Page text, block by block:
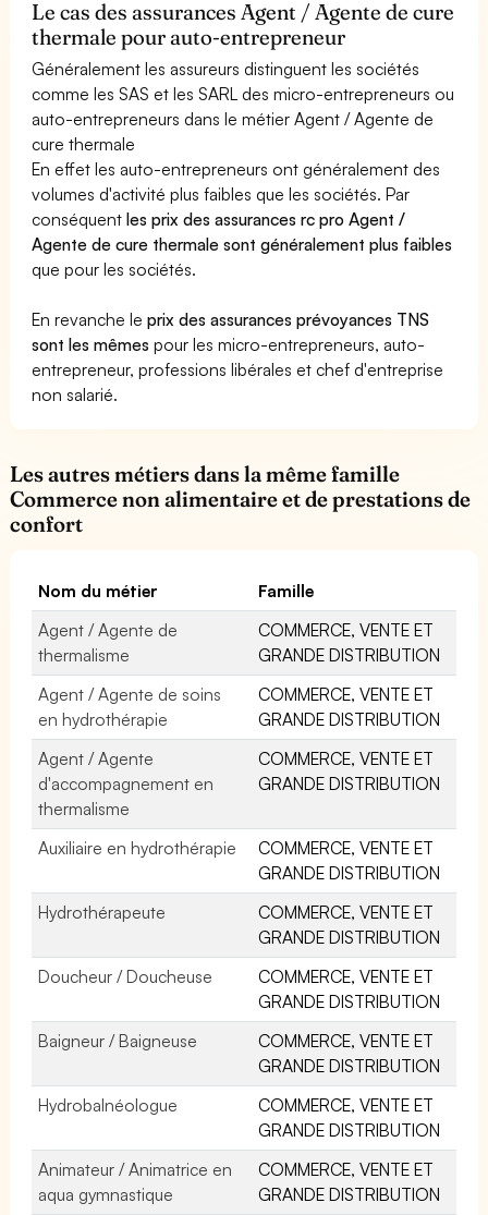
Le cas des assurances Agent / Agente de cure
thermale pour auto-entrepreneur
Généralement les assureurs distinguent les sociétés
comme les SAS et les SARL des micro-entrepreneurs ou
auto-entrepreneurs dans le métier Agent / Agente de
cure thermale
En effet les auto-entrepreneurs ont généralement des
volumes d'activité plus faibles que les sociétés. Par
conséquentles prix des assurances rc pro Agent /
Agente de cure thermale sont généralement plus faibles
que pour les sociétés.
En revanche leprix des assurances prévoyances TNS
sont les mêmes pour les micro-entrepreneurs, auto-
entrepreneur, professions libérales et chef d'entreprise
non salarié.
Les autres métiers dans la même famille
Commerce non alimentaire et de prestations de
confort
Nom du métier
Famille
Agent / Agente de
thermalisme
COMMERCE, VENTE ET
GRANDE DISTRIBUTION
Agent / Agente de soins
en hydrothérapie
COMMERCE, VENTE ET
GRANDE DISTRIBUTION
Agent / Agente
d'accompagnement en
thermalisme
COMMERCE, VENTE ET
GRANDE DISTRIBUTION
Auxiliaire en hydrothérapie
COMMERCE, VENTE ET
GRANDE DISTRIBUTION
Hydrothérapeute
COMMERCE, VENTE ET
GRANDE DISTRIBUTION
Doucheur / Doucheuse
COMMERCE, VENTE ET
GRANDE DISTRIBUTION
Baigneur / Baigneuse
COMMERCE, VENTE ET
GRANDE DISTRIBUTION
Hydrobalnéologue
COMMERCE, VENTE ET
GRANDE DISTRIBUTION
Animateur / Animatrice en
aqua gymnastique
COMMERCE, VENTE ET
GRANDE DISTRIBUTION